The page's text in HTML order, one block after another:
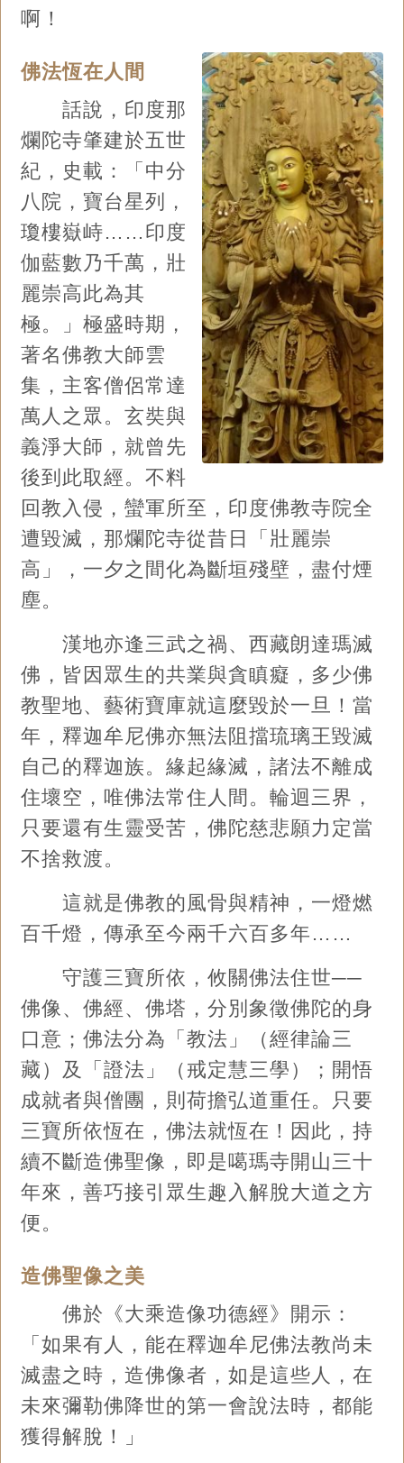
啊！
佛法恆在人間
話說，印度那
爛陀寺肇建於五世
紀，史載：「中分
八院，寶台星列，
瓊樓嶽峙……印度
伽藍數乃千萬，壯
麗崇高此為其
極。」極盛時期，
著名佛教大師雲
集，主客僧侶常達
萬人之眾。玄奘與
義淨大師，就曾先
後到此取經。不料
回教入侵，蠻軍所至，印度佛教寺院全
遭毀滅，那爛陀寺從昔日「壯麗崇
高」，一夕之間化為斷垣殘壁，盡付煙
塵。
漢地亦逢三武之禍、西藏朗達瑪滅
佛，皆因眾生的共業與貪瞋癡，多少佛
教聖地、藝術寶庫就這麼毀於一旦！當
年，釋迦牟尼佛亦無法阻擋琉璃王毀滅
自己的釋迦族。緣起緣滅，諸法不離成
住壞空，唯佛法常住人間。輪迴三界，
只要還有生靈受苦，佛陀慈悲願力定當
不捨救渡。
這就是佛教的風骨與精神，一燈燃
百千燈，傳承至今兩千六百多年……
守護三寶所依，攸關佛法住世──
佛像、佛經、佛塔，分別象徵佛陀的身
口意；佛法分為「教法」（經律論三
藏）及「證法」（戒定慧三學）；開悟
成就者與僧團，則荷擔弘道重任。只要
三寶所依恆在，佛法就恆在！因此，持
續不斷造佛聖像，即是噶瑪寺開山三十
年來，善巧接引眾生趣入解脫大道之方
便。
造佛聖像之美
佛於《大乘造像功德經》開示：
「如果有人，能在釋迦牟尼佛法教尚未
滅盡之時，造佛像者，如是這些人，在
未來彌勒佛降世的第一會說法時，都能
獲得解脫！」